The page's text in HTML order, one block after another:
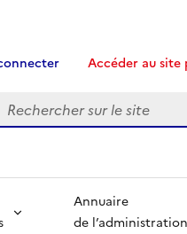
Accéder au site
Recherche
Annuaire
de l’administration